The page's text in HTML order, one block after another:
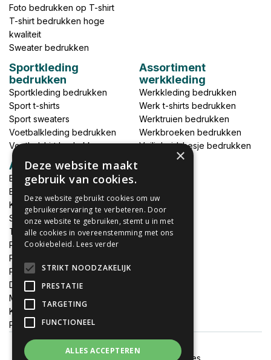
Foto bedrukken op T-shirt
T-shirt bedrukken hoge
kwaliteit
Sweater bedrukken
Sportkleding
bedrukken
Sportkleding bedrukken
Sport t-shirts
Sport sweaters
Voetbalkleding bedrukken
Voetbalshirt bedrukken
Assortiment
werkkleding
Werkkleding bedrukken
Werk t-shirts bedrukken
Werktruien bedrukken
Werkbroeken bedrukken
Veiligheidshesje bedrukken
Accessoires
Babykleding bedrukken
Broek bedrukken
Kapmantels bedrukken
Schort bedrukken
Tas bedrukken
Relatieschenken
Petten bedrukken
Petten borduren
DTF print per meter
MEGADEALS
Keukenschort bedrukken
Promotiemateriaal bedrukken
Cookies
×
Deze website maakt
gebruik van cookies.
Deze website gebruikt cookies om uw
gebruikerservaring te verbeteren. Door
onze website te gebruiken, stemt u in met
alle cookies in overeenstemming met ons
Cookiebeleid. Lees verder
STRIKT NOODZAKELIJK
PRESTATIE
TARGETING
FUNCTIONEEL
ALLES ACCEPTEREN